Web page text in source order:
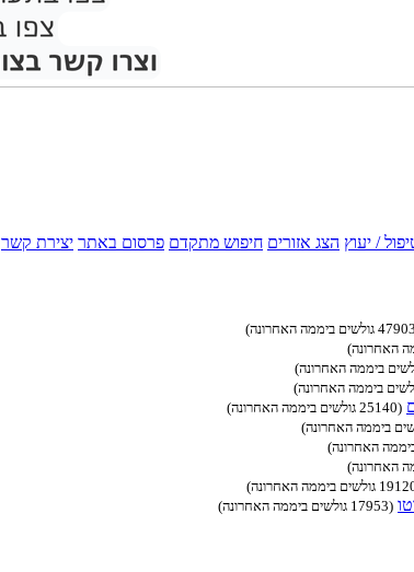
/ יעוץ הצג אזורים חיפוש מתקדם פרסום באתר יצירת קשר
(25140 גולשים ביממה האחרונה)
(17953 גולשים ביממה האחרונה)